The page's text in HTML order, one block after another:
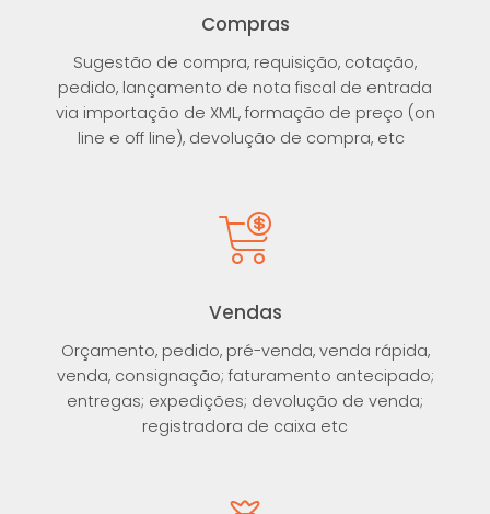
Compras
Sugestão de compra, requisição, cotação,
pedido, lançamento de nota fiscal de entrada
via importação de XML, formação de preço (on
line e off line), devolução de compra, etc
Vendas
Orçamento, pedido, pré-venda, venda rápida,
venda, consignação; faturamento antecipado;
entregas; expedições; devolução de venda;
registradora de caixa etc